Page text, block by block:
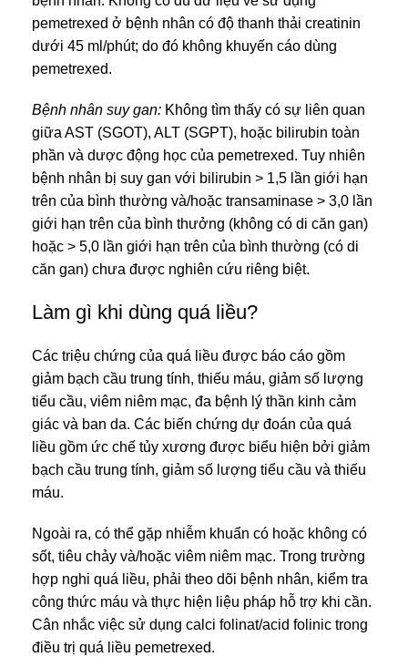
pemetrexed ở bệnh nhân có độ thanh thải creatinin
dưới 45 ml/phút; do đó không khuyến cáo dùng
pemetrexed.
Bệnh nhân suy gan: Không tìm thấy có sự liên quan
giữa AST (SGOT), ALT (SGPT), hoặc bilirubin toàn
phần và dược động học của pemetrexed. Tuy nhiên
bệnh nhân bị suy gan với bilirubin > 1,5 lần giới hạn
trên của bình thường và/hoặc transaminase > 3,0 lần
giới hạn trên của bình thưởng (không có di căn gan)
hoặc > 5,0 lần giới hạn trên của bình thường (có di
căn gan) chưa được nghiên cứu riêng biệt.
Làm gì khi dùng quá liều?
Các triệu chứng của quá liều được báo cáo gồm
giảm bạch cầu trung tính, thiếu máu, giảm số lượng
tiểu cầu, viêm niêm mạc, đa bệnh lý thần kinh cảm
giác và ban da. Các biến chứng dự đoán của quá
liều gồm ức chế tủy xương được biểu hiện bởi giảm
bạch cầu trung tính, giảm số lượng tiểu cầu và thiếu
máu.
Ngoài ra, có thể gặp nhiễm khuẩn có hoặc không có
sốt, tiêu chảy và/hoặc viêm niêm mạc. Trong trường
hợp nghi quá liều, phải theo dõi bệnh nhân, kiểm tra
công thức máu và thực hiện liệu pháp hỗ trợ khi cần.
Cân nhắc việc sử dụng calci folinat/acid folinic trong
điều trị quá liều pemetrexed.